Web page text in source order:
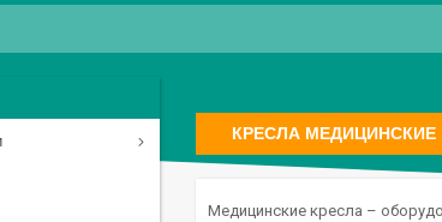
КРЕСЛА МЕДИЦИНСКИЕ
Медицинские кресла –